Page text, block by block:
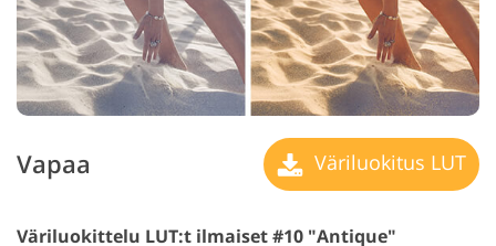
Vapaa Väriluokitus LUT
Väriluokittelu LUT:t ilmaiset #10 "Antique"